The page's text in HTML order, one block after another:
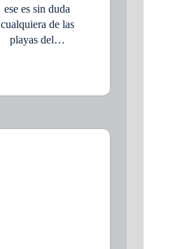
ese es sin duda
cualquiera de las
playas del…